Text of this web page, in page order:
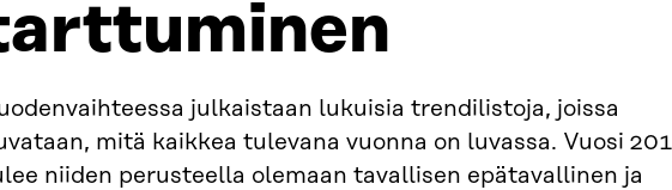
julkaistaan lukuisia trendilistoja, joissa
mitä kaikkea tulevana vuonna on luvassa. Vuosi
niiden perusteella olemaan tavallisen epätavallinen ja